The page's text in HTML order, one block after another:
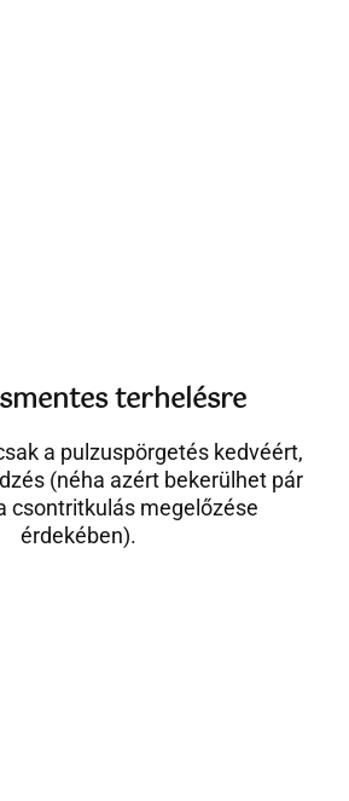
terhelésre
a pulzuspörgetés kedvéért,
(néha azért bekerülhet pár
csontritkulás megelőzése
érdekében).